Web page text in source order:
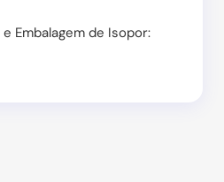
Embalagem de Isopor: